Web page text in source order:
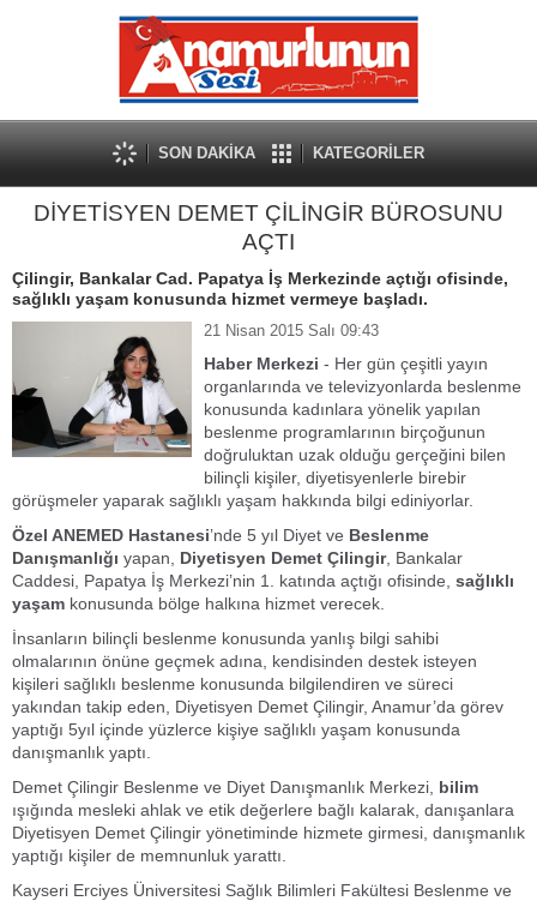
SON DAKİKA KATEGORİLER
DİYETİSYEN DEMET ÇİLİNGİR BÜROSUNU
AÇTI
Çilingir, Bankalar Cad. Papatya İş Merkezinde açtığı ofisinde,
sağlıklı yaşam konusunda hizmet vermeye başladı.
21 Nisan 2015 Salı 09:43
Haber Merkezi - Her gün çeşitli yayın
organlarında ve televizyonlarda beslenme
konusunda kadınlara yönelik yapılan
beslenme programlarının birçoğunun
doğruluktan uzak olduğu gerçeğini bilen
bilinçli kişiler, diyetisyenlerle birebir
görüşmeler yaparak sağlıklı yaşam hakkında bilgi ediniyorlar.
Özel ANEMED Hastanesi’nde 5 yıl Diyet ve Beslenme
Danışmanlığı yapan, Diyetisyen Demet Çilingir, Bankalar
Caddesi, Papatya İş Merkezi’nin 1. katında açtığı ofisinde, sağlıklı
yaşam konusunda bölge halkına hizmet verecek.
İnsanların bilinçli beslenme konusunda yanlış bilgi sahibi
olmalarının önüne geçmek adına, kendisinden destek isteyen
kişileri sağlıklı beslenme konusunda bilgilendiren ve süreci
yakından takip eden, Diyetisyen Demet Çilingir, Anamur’da görev
yaptığı 5yıl içinde yüzlerce kişiye sağlıklı yaşam konusunda
danışmanlık yaptı.
Demet Çilingir Beslenme ve Diyet Danışmanlık Merkezi, bilim
ışığında mesleki ahlak ve etik değerlere bağlı kalarak, danışanlara
Diyetisyen Demet Çilingir yönetiminde hizmete girmesi, danışmanlık
yaptığı kişiler de memnunluk yarattı.
Kayseri Erciyes Üniversitesi Sağlık Bilimleri Fakültesi Beslenme ve